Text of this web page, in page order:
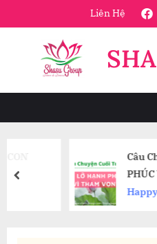
to
Liên Hệ
Câu Chuyện
PHÚC VÌ
Happy
prev